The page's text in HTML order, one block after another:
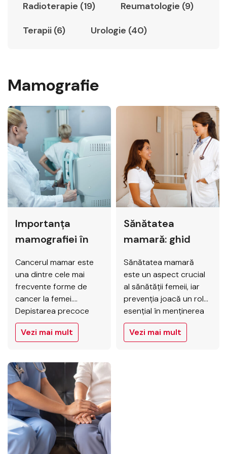
Radioterapie (19)
Reumatologie (9)
Terapii (6)
Urologie (40)
Mamografie
Importanța
mamografiei în
cancerului
mamar
Cancerul mamar este
una dintre cele mai
frecvente forme de
cancer la femei.
Depistarea precoce
joacă un rol crucial în
tratamentul eficient și
Mamografia este
principala metodă de
screening pentru
depistarea timpurie a
cancerului mamar, iar
efectuarea ei la
intervale regulate poate
Vezi mai mult
Sănătatea
mamară: ghid
prevenție
Sănătatea mamară
este un aspect crucial
al sănătății femeii, iar
prevenția joacă un rol
esențial în menținerea
acesteia. La Elytis,
înțelegem importanța
Vezi mai mult